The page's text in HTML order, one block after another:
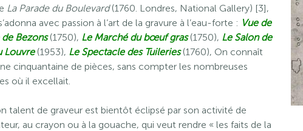
La Parade du Boulevard(1760. Londres, National Gallery) [3],
avec passion à l’art de la gravure à l’eau-forte : Vue de
Bezons(1750), Le Marché du bœuf gras (1750), Le Salon de
Louvre (1953), Le Spectacle des Tuileries(1760), On connaît
cinquantaine de pièces, sans compter les nombreuses
où il excellait.
talent de graveur est bientôt éclipsé par son activité de
au crayon ou à la gouache, qui veut rendre « les faits de la